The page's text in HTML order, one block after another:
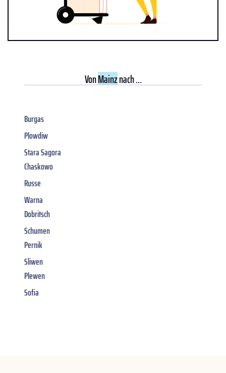
VonMainznach ...
Burgas
Plowdiw
Stara Sagora
Chaskowo
Russe
Warna
Dobritsch
Schumen
Pernik
Sliwen
Plewen
Sofia